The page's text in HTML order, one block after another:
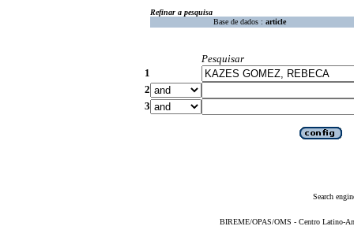
Refinar a pesquisa
Base de dados : article
Pesquisar
1
2
3
Search
BIREME/OPAS/OMS - Centro Latino-